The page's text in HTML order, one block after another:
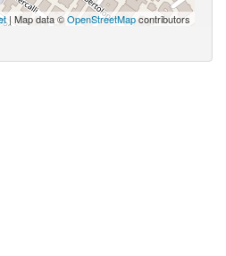
| Map data ©OpenStreetMapcontributors